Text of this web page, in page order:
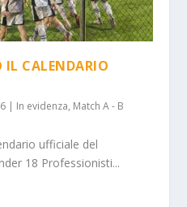
IL CALENDARIO
| In evidenza, Match A - B
ufficiale del
18 Professionisti...